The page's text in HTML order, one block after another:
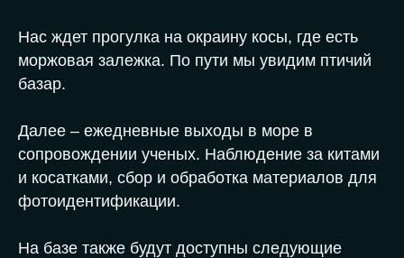
Нас ждет прогулка на окраину косы, где есть
моржовая залежка. По пути мы увидим птичий
базар.
Далее – ежедневные выходы в море в
сопровождении ученых. Наблюдение за китами
и косатками, сбор и обработка материалов для
фотоидентификации.
На базе также будут доступны следующие